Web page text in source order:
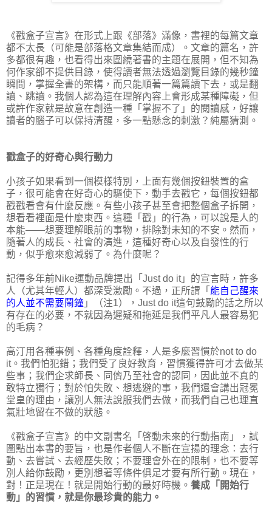
《戳盒子宣言》在形式上跟《部落》滿像，書裡的每篇文章
都不太長（可能是部落格文章集結而成）。文章的篇名，許
多都很有趣，也看得出來圍繞著書的主題在展開，但不知為
何作家卻不提供目錄，使得讀者無法透過瀏覽目錄的幾秒鐘
瞬間，掌握全書的架構，而只能順著一篇篇讀下去，或是翻
讀、跳讀。我個人認為這在理解內容上會形成某種障礙，但
或許作家就是故意在創造一種「掌握不了」的閱讀感，好讓
讀者的腦子可以保持清醒，多一點懸念的刺激？純屬猜測。
戳盒子的好奇心與行動力
小孩子如果看到一個模樣特別，上面有幾個按鈕裝置的盒
子，很可能會在好奇心的驅使下，動手去戳它，每個按鈕都
戳戳看會有什麼反應。有些小孩子甚至會把整個盒子拆開，
想看看裡面是什麼東西。這種「戳」的行為，可以說是人的
本能——想要理解眼前的事物，排除對未知的不安。然而，
隨著人的成長、社會的演進，這種好奇心以及自發性的行
動，似乎愈來愈減弱了。為什麼呢？
記得多年前Nike運動品牌提出「Just do it」的宣言時，許多
人（尤其年輕人）都深受激勵。不過，正所謂「 能自己醒來
的人並不需要鬧鐘 」（注1），Just do it這句鼓勵的話之所以
有存在的必要，不就因為遲疑和拖延是我們平凡人最容易犯
的毛病？
高汀用各種事例、各種角度詮釋，人是多麼習慣於not to do
it。我們怕犯錯；我們受了良好教育，習慣獲得許可才去做某
些事；我們企求師長、同儕乃至社會的認同，因此並不真的
敢特立獨行；對於怕失敗、想逃避的事，我們還會講出冠冕
堂皇的理由，讓別人無法說服我們去做，而我們自己也理直
氣壯地留在不做的狀態。
《戳盒子宣言》的中文副書名「啓動未來的行動指南」，試
圖點出本書的要旨，也是作者個人不斷在宣揚的理念：去行
動、去嘗試、去經歷失敗；不要理會外在的限制，也不要等
別人給你鼓勵，更別想著等條件俱足才要有所行動。現在，
對！正是現在！就是開始行動的最好時機。 養成「開始行
動」的習慣，就是你最珍貴的能力。